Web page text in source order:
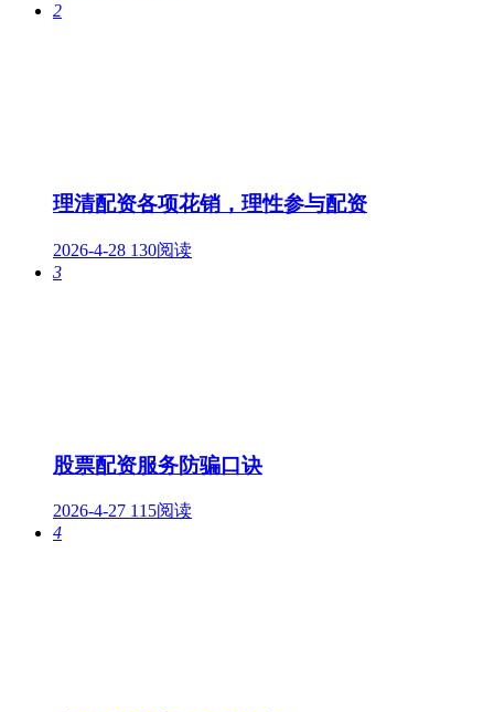
2
理清配资各项花销，理性参与配资
2026-4-28 130阅读
3
股票配资服务防骗口诀
2026-4-27 115阅读
4